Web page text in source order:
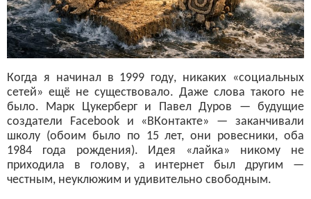
Когда я начинал в 1999 году, никаких «социальных
сетей» ещё не существовало. Даже слова такого не
было. Марк Цукерберг и Павел Дуров — будущие
создатели Facebook и «ВКонтакте» — заканчивали
школу (обоим было по 15 лет, они ровесники, оба
1984 года рождения). Идея «лайка» никому не
приходила в голову, а интернет был другим —
честным, неуклюжим и удивительно свободным.